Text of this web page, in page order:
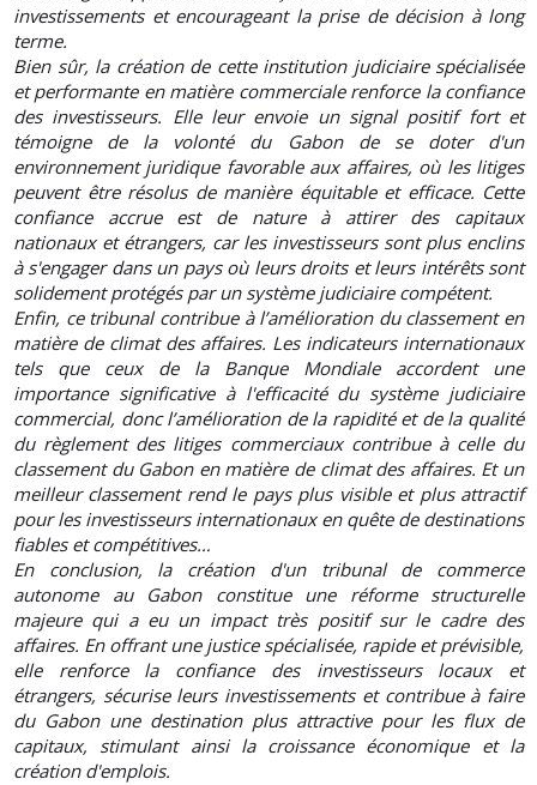
investissements et encourageant la prise de décision à long
terme.
Bien sûr, la création de cette institution judiciaire spécialisée
et performante en matière commerciale renforce la confiance
des investisseurs. Elle leur envoie un signal positif fort et
témoigne de la volonté du Gabon de se doter d'un
environnement juridique favorable aux affaires, où les litiges
peuvent être résolus de manière équitable et efficace. Cette
confiance accrue est de nature à attirer des capitaux
nationaux et étrangers, car les investisseurs sont plus enclins
à s'engager dans un pays où leurs droits et leurs intérêts sont
solidement protégés par un système judiciaire compétent.
Enfin, ce tribunal contribue à l’amélioration du classement en
matière de climat des affaires. Les indicateurs internationaux
tels que ceux de la Banque Mondiale accordent une
importance significative à l'efficacité du système judiciaire
commercial, donc l’amélioration de la rapidité et de la qualité
du règlement des litiges commerciaux contribue à celle du
classement du Gabon en matière de climat des affaires. Et un
meilleur classement rend le pays plus visible et plus attractif
pour les investisseurs internationaux en quête de destinations
fiables et compétitives…
En conclusion, la création d'un tribunal de commerce
autonome au Gabon constitue une réforme structurelle
majeure qui a eu un impact très positif sur le cadre des
affaires. En offrant une justice spécialisée, rapide et prévisible,
elle renforce la confiance des investisseurs locaux et
étrangers, sécurise leurs investissements et contribue à faire
du Gabon une destination plus attractive pour les flux de
capitaux, stimulant ainsi la croissance économique et la
création d'emplois.